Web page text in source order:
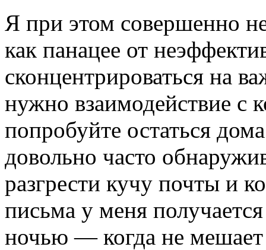
Я при этом совершенно
как панацее от
сконцентрироваться на
нужно взаимодействие с
попробуйте остаться
довольно часто
разгрести кучу почты и
письма у меня
ночью — когда не